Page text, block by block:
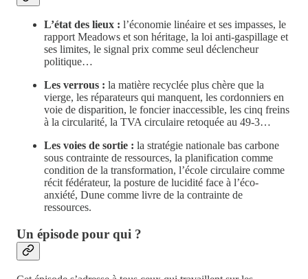
L’état des lieux : l’économie linéaire et ses impasses, le
rapport Meadows et son héritage, la loi anti-gaspillage et
ses limites, le signal prix comme seul déclencheur
politique…
Les verrous : la matière recyclée plus chère que la
vierge, les réparateurs qui manquent, les cordonniers en
voie de disparition, le foncier inaccessible, les cinq freins
à la circularité, la TVA circulaire retoquée au 49-3…
Les voies de sortie : la stratégie nationale bas carbone
sous contrainte de ressources, la planification comme
condition de la transformation, l’école circulaire comme
récit fédérateur, la posture de lucidité face à l’éco-
anxiété, Dune comme livre de la contrainte de
ressources.
Un épisode pour qui ?